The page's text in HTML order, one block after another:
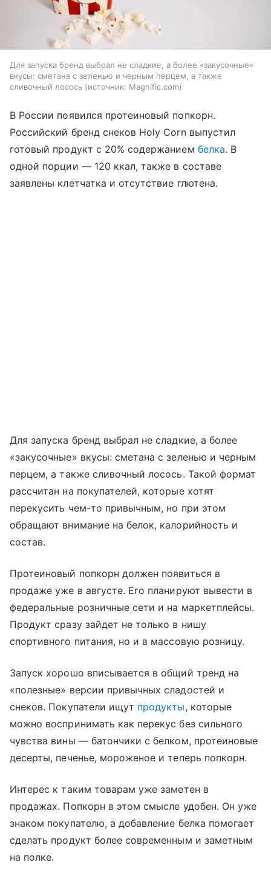
Для запуска бренд выбрал не сладкие, а более «закусочные»
вкусы: сметана с зеленью и черным перцем, а также
сливочный лосось
источник: Magnific.com
В России появился протеиновый попкорн.
Российский бренд снеков Holy Corn выпустил
готовый продукт с 20% содержанием белка. В
одной порции — 120 ккал, также в составе
заявлены клетчатка и отсутствие глютена.
Для запуска бренд выбрал не сладкие, а более
«закусочные» вкусы: сметана с зеленью и черным
перцем, а также сливочный лосось. Такой формат
рассчитан на покупателей, которые хотят
перекусить чем-то привычным, но при этом
обращают внимание на белок, калорийность и
состав.
Протеиновый попкорн должен появиться в
продаже уже в августе. Его планируют вывести в
федеральные розничные сети и на маркетплейсы.
Продукт сразу зайдет не только в нишу
спортивного питания, но и в массовую розницу.
Запуск хорошо вписывается в общий тренд на
«полезные» версии привычных сладостей и
снеков. Покупатели ищут продукты, которые
можно воспринимать как перекус без сильного
чувства вины — батончики с белком, протеиновые
десерты, печенье, мороженое и теперь попкорн.
Интерес к таким товарам уже заметен в
продажах. Попкорн в этом смысле удобен. Он уже
знаком покупателю, а добавление белка помогает
сделать продукт более современным и заметным
на полке.